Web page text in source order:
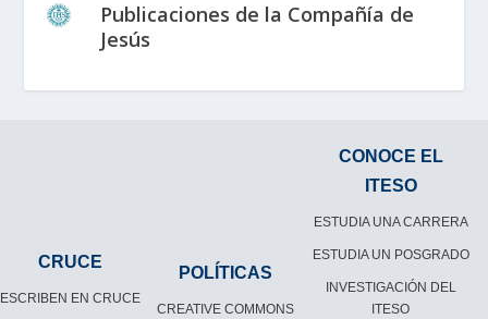
Publicaciones de la Compañía de
Jesús
CRUCE
ESCRIBEN EN CRUCE
POLÍTICAS
CREATIVE COMMONS
CONOCE EL
ITESO
ESTUDIA UNA CARRERA
ESTUDIA UN POSGRADO
INVESTIGACIÓN DEL
ITESO